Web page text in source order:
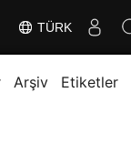
TÜRK
Arşiv Etiketler